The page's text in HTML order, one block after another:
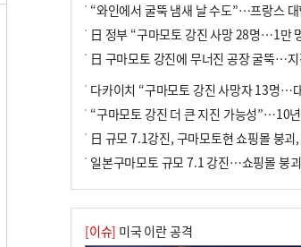
[이슈] 미국 이란 공격